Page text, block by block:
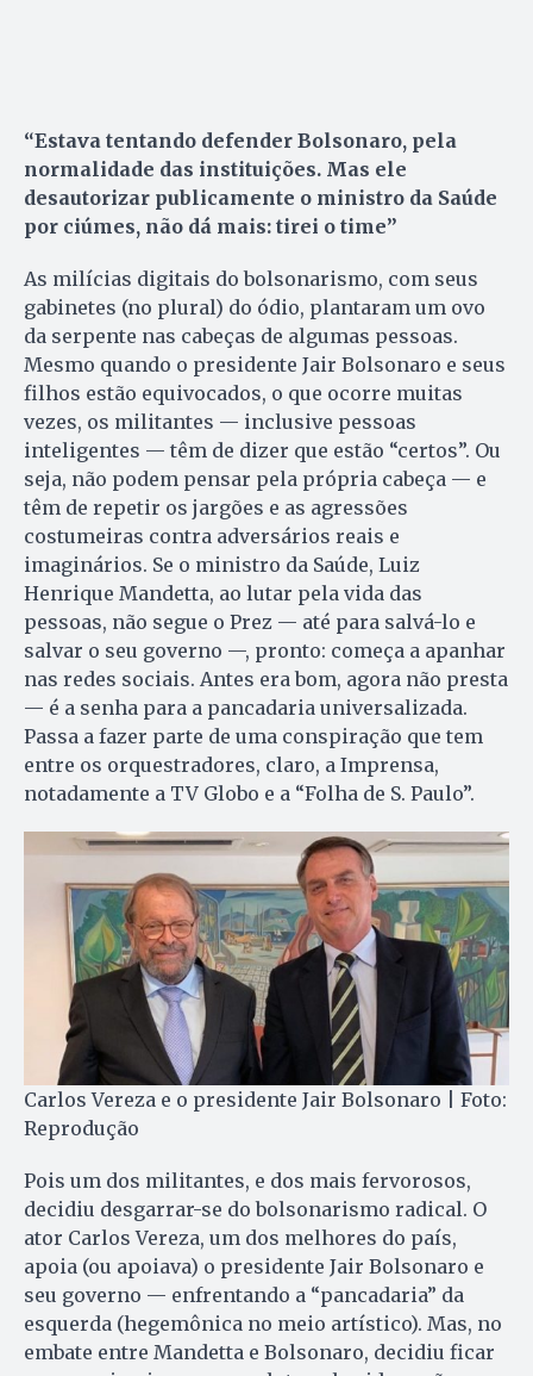
“Estava tentando defender Bolsonaro, pela
normalidade das instituições. Mas ele
desautorizar publicamente o ministro da Saúde
por ciúmes, não dá mais: tirei o time”
As milícias digitais do bolsonarismo, com seus
gabinetes (no plural) do ódio, plantaram um ovo
da serpente nas cabeças de algumas pessoas.
Mesmo quando o presidente Jair Bolsonaro e seus
filhos estão equivocados, o que ocorre muitas
vezes, os militantes — inclusive pessoas
inteligentes — têm de dizer que estão “certos”. Ou
seja, não podem pensar pela própria cabeça — e
têm de repetir os jargões e as agressões
costumeiras contra adversários reais e
imaginários. Se o ministro da Saúde, Luiz
Henrique Mandetta, ao lutar pela vida das
pessoas, não segue o Prez — até para salvá-lo e
salvar o seu governo —, pronto: começa a apanhar
nas redes sociais. Antes era bom, agora não presta
— é a senha para a pancadaria universalizada.
Passa a fazer parte de uma conspiração que tem
entre os orquestradores, claro, a Imprensa,
notadamente a TV Globo e a “Folha de S. Paulo”.
Carlos Vereza e o presidente Jair Bolsonaro | Foto:
Reprodução
Pois um dos militantes, e dos mais fervorosos,
decidiu desgarrar-se do bolsonarismo radical. O
ator Carlos Vereza, um dos melhores do país,
apoia (ou apoiava) o presidente Jair Bolsonaro e
seu governo — enfrentando a “pancadaria” da
esquerda (hegemônica no meio artístico). Mas, no
embate entre Mandetta e Bolsonaro, decidiu ficar